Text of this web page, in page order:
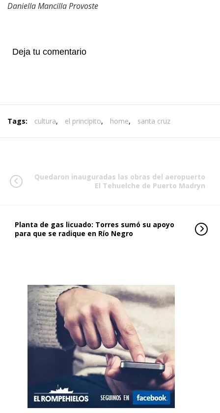
Daniella Mancilla Provoste
Deja tu comentario
Tags: cultura, el principito, home, santa cruz
Quedaron inauguradas las obras del aeropuerto
El Tehuelche de Puerto Madryn
Planta de gas licuado: Torres sumó su apoyo
para que se radique en Río Negro